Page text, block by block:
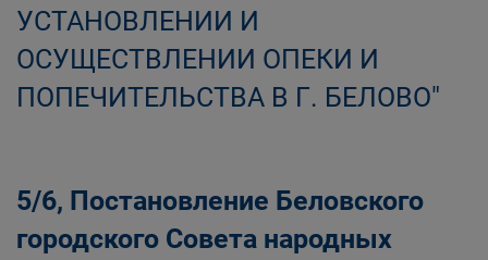
УСТАНОВЛЕНИИ И
ОСУЩЕСТВЛЕНИИ ОПЕКИ И
ПОПЕЧИТЕЛЬСТВА В Г. БЕЛОВО"
5/6, Постановление Беловского
городского Совета народных